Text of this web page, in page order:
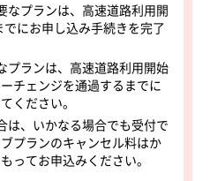
なプランは、高速道路利用開
にお申し込み手続きを完了
プランは、高速道路利用開始
チェンジを通過するまでに
ください。
は、いかなる場合でも受付で
プランのキャンセル料はか
ってお申込みください。